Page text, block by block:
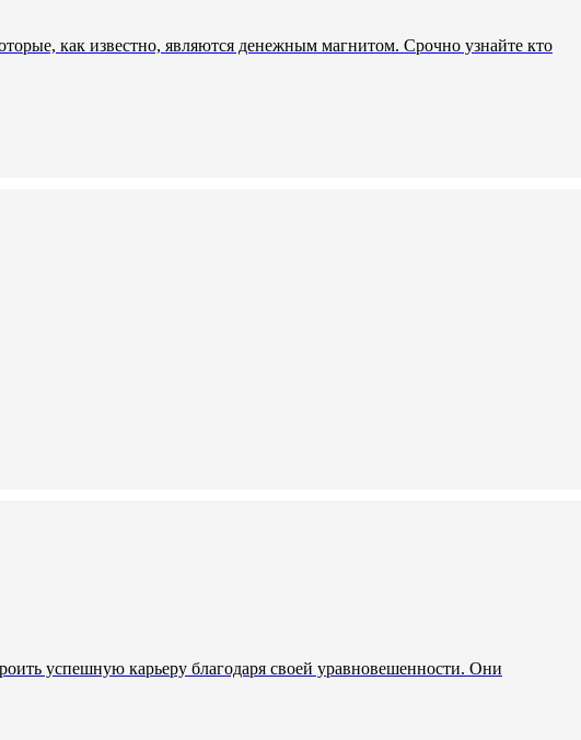
как известно, являются денежным магнитом. Срочно узнайте кто
успешную карьеру благодаря своей уравновешенности. Они